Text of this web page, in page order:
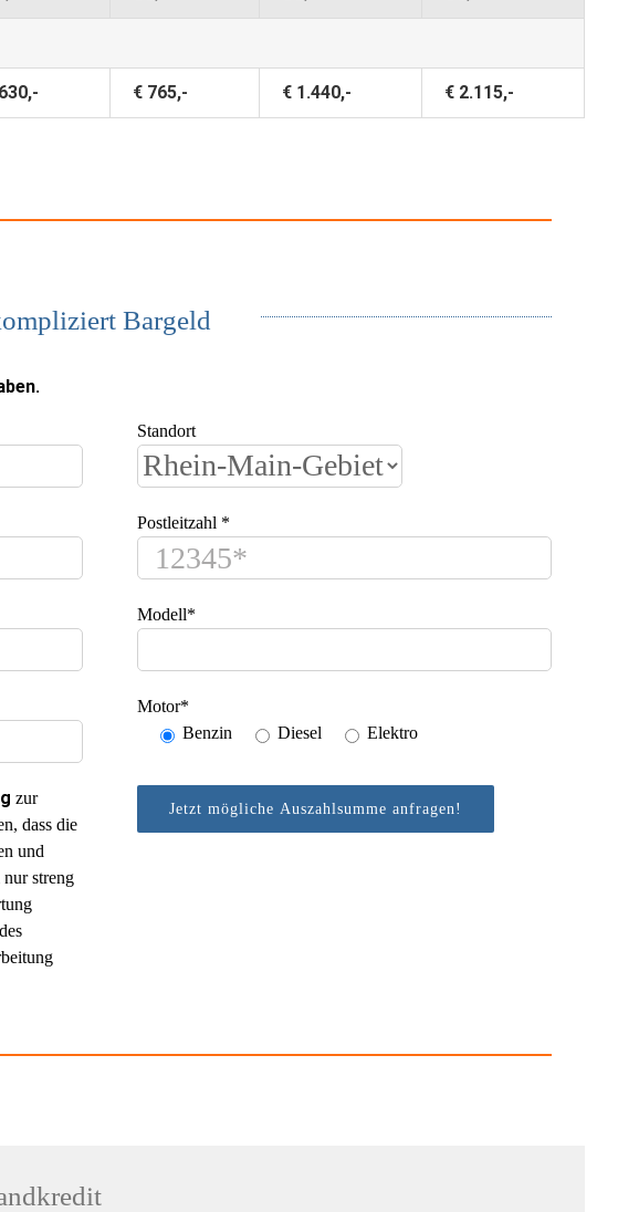
€ 765,- € 1.440,- € 2.115,-
Bargeld
Standort
Postleitzahl *
Modell*
Motor*
Benzin
Diesel Elektro
zur
dass die
und
streng